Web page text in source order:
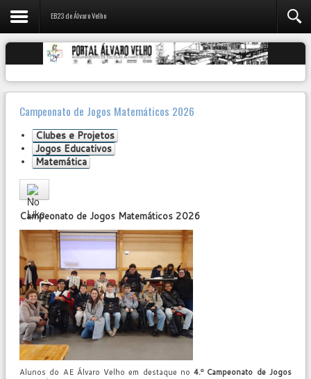
EB23 de Álvaro Velho
Campeonato de Jogos Matemáticos 2026
Clubes e Projetos
Jogos Educativos
Matemática
Rating:
Campeonato de Jogos Matemáticos 2026
Alunos do AE Álvaro Velho em destaque no4.º Campeonato de Jogos